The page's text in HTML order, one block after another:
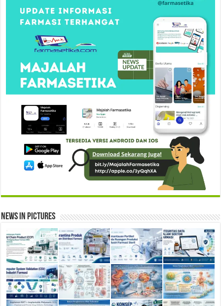
News in Pictures